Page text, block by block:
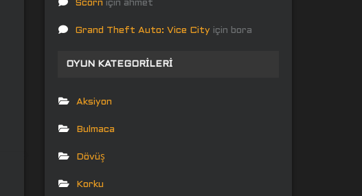
Scorn için ahmet
Grand Theft Auto: Vice City için bora
OYUN KATEGORILERI
Aksiyon
Bulmaca
Dövüş
Korku